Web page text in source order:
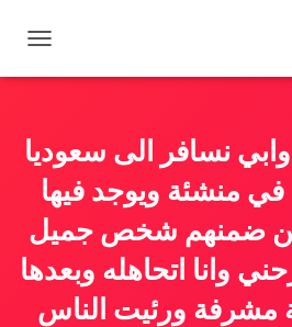
ب
ا
ق
ل
نسافر الى سعوديا
في منشئة ويوجد فيها
ضمنهم شخص جميل
وانا اتحاهله وبعدها
مشرفة ورئيت الناس